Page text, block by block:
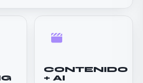
CONTENIDO
+ AI